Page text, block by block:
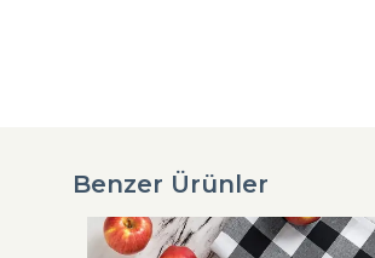
Benzer Ürünler